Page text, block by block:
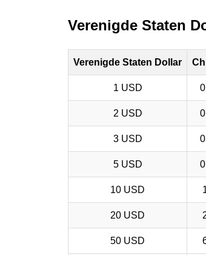
Verenigde Staten
Verenigde Staten Dollar
1 USD
2 USD
3 USD
5 USD
10 USD
20 USD
50 USD